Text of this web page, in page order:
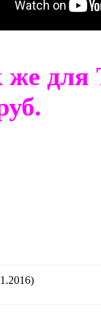
же для